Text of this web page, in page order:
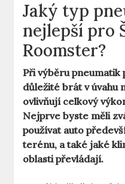
Jaký typ
nejlepší pro
Roomster?
Při výběru pneumatik
důležité brát v úvahu
ovlivňují celkový
Nejprve byste měli
používat auto
terénu, a také jaké
oblasti převládají.